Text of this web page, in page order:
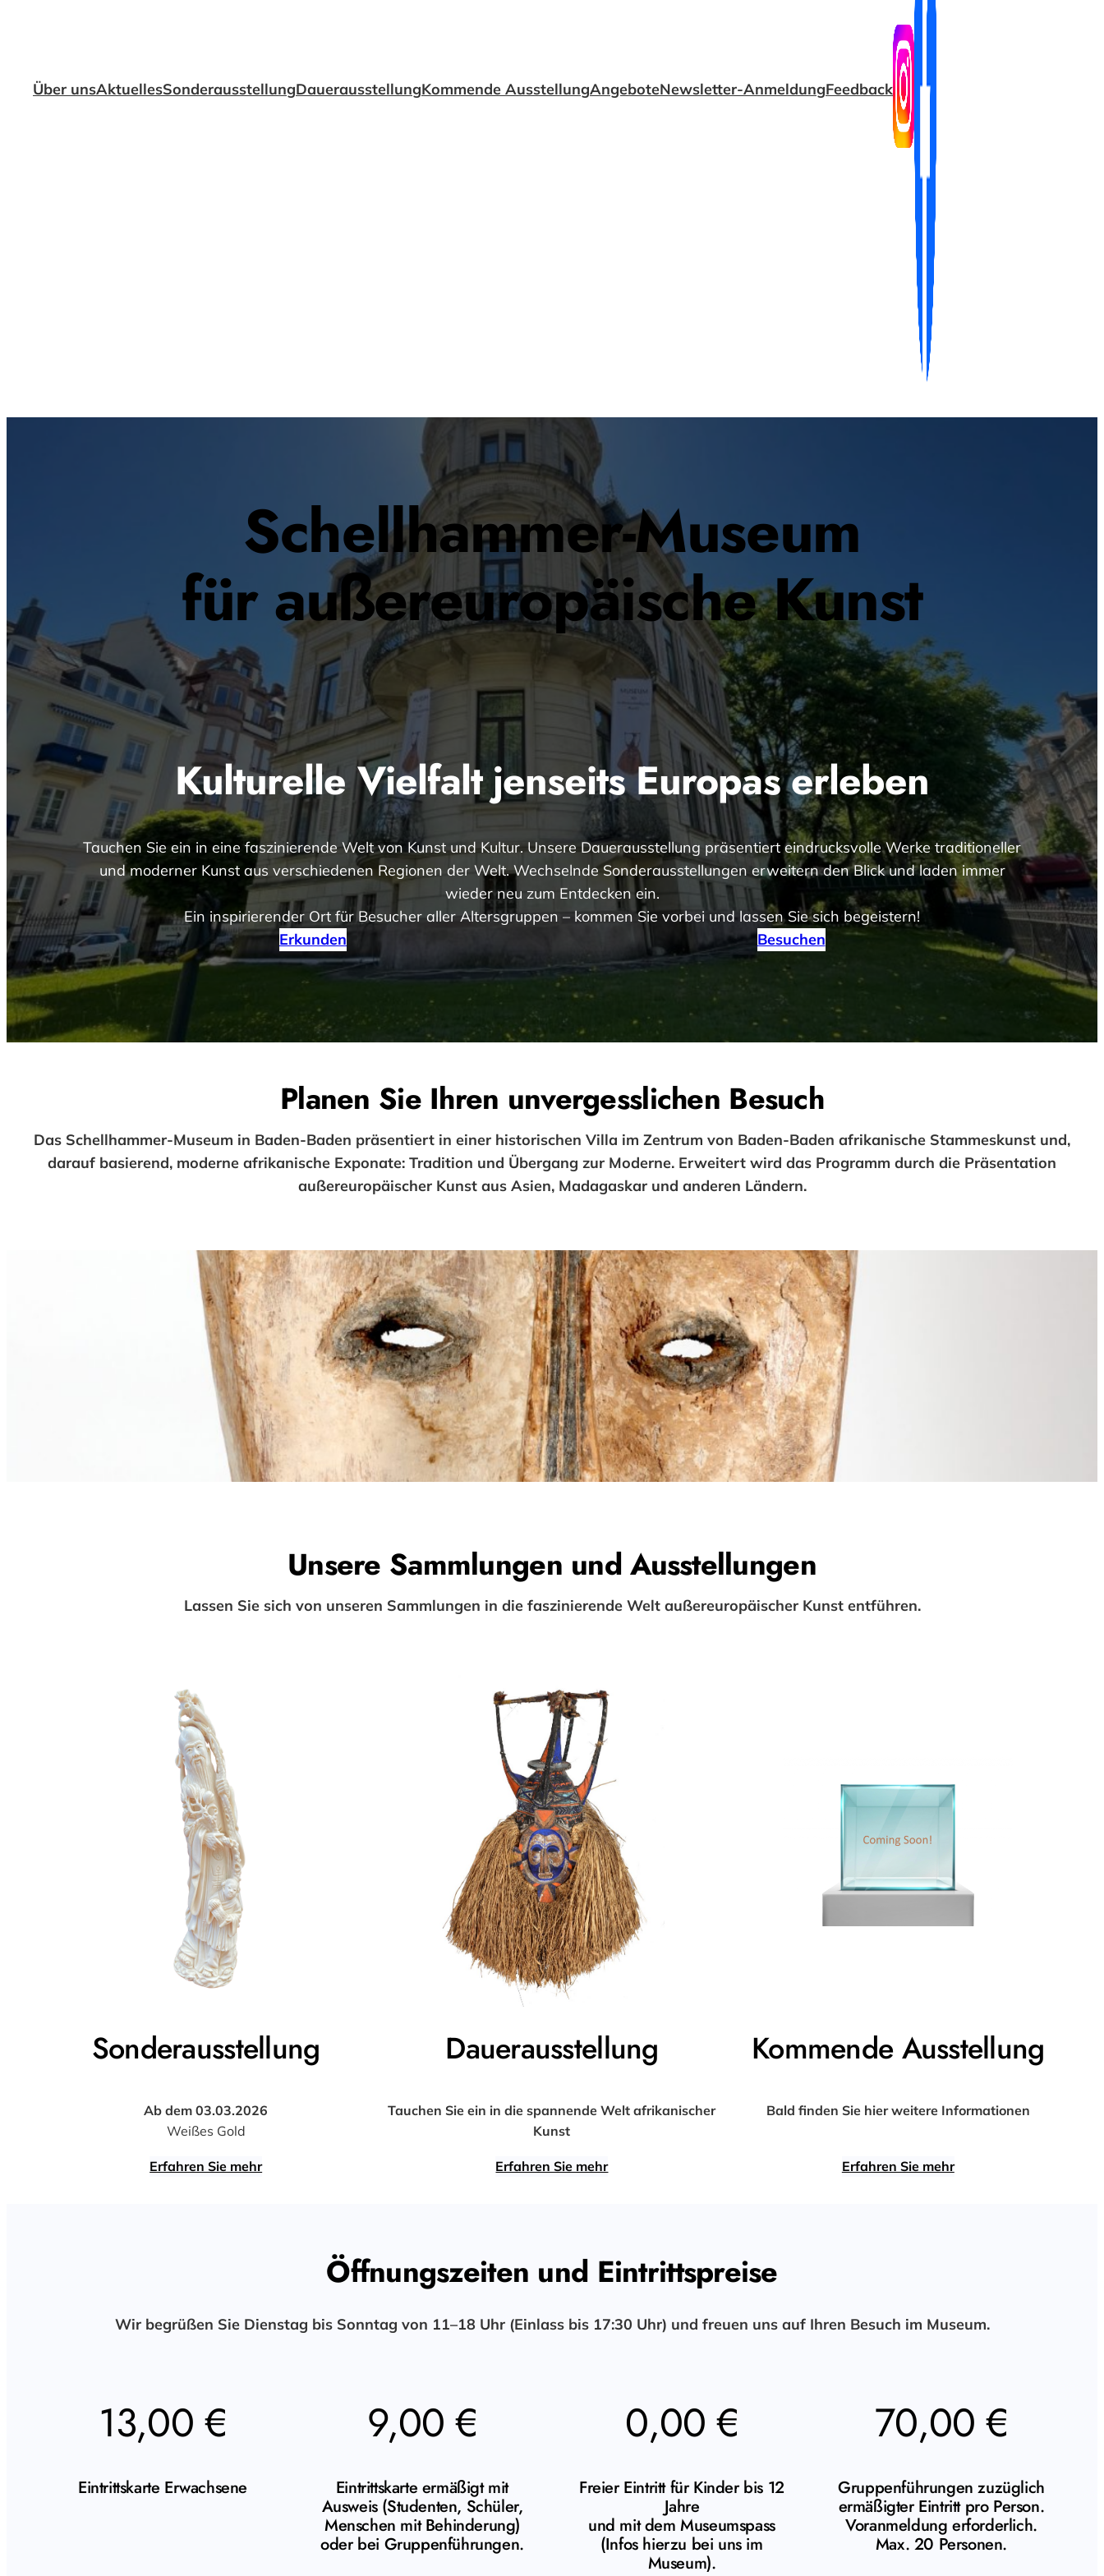
Über unsAktuellesSonderausstellungDauerausstellungKommende AusstellungAngeboteNewsletter-AnmeldungFeedback
Schellhammer-Museum
für außereuropäische Kunst
Kulturelle Vielfalt jenseits Europas erleben
Tauchen Sie ein in eine faszinierende Welt von Kunst und Kultur. Unsere Dauerausstellung präsentiert eindrucksvolle Werke traditioneller
und moderner Kunst aus verschiedenen Regionen der Welt. Wechselnde Sonderausstellungen erweitern den Blick und laden immer
wieder neu zum Entdecken ein.
Ein inspirierender Ort für Besucher aller Altersgruppen – kommen Sie vorbei und lassen Sie sich begeistern!
Erkunden
Besuchen
Planen Sie Ihren unvergesslichen Besuch
Das Schellhammer-Museum in Baden-Baden präsentiert in einer historischen Villa im Zentrum von Baden-Baden afrikanische Stammeskunst und,
darauf basierend, moderne afrikanische Exponate: Tradition und Übergang zur Moderne. Erweitert wird das Programm durch die Präsentation
außereuropäischer Kunst aus Asien, Madagaskar und anderen Ländern.
Unsere Sammlungen und Ausstellungen
Lassen Sie sich von unseren Sammlungen in die faszinierende Welt außereuropäischer Kunst entführen.
Sonderausstellung
Ab dem 03.03.2026
Weißes Gold
Erfahren Sie mehr
Dauerausstellung
Tauchen Sie ein in die spannende Welt afrikanischer
Kunst
Erfahren Sie mehr
Kommende Ausstellung
Bald finden Sie hier weitere Informationen
Erfahren Sie mehr
Öffnungszeiten und Eintrittspreise
Wir begrüßen Sie Dienstag bis Sonntag von 11–18 Uhr (Einlass bis 17:30 Uhr) und freuen uns auf Ihren Besuch im Museum.
13,00 €
Eintrittskarte Erwachsene
9,00 €
Eintrittskarte ermäßigt mit
Ausweis (Studenten, Schüler,
Menschen mit Behinderung)
oder bei Gruppenführungen.
0,00 €
Freier Eintritt für Kinder bis 12
Jahre
und mit dem Museumspass
(Infos hierzu bei uns im
Museum).
70,00 €
Gruppenführungen zuzüglich
ermäßigter Eintritt pro Person.
Voranmeldung erforderlich.
Max. 20 Personen.